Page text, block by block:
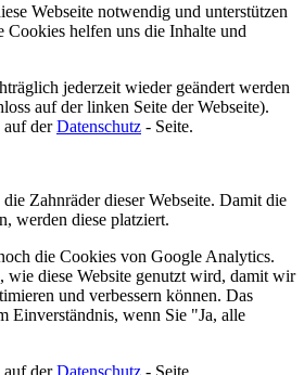
Webseite notwendig und unterstützen
helfen uns die Inhalte und
jederzeit wieder geändert werden
auf der linken Seite der Webseite).
auf derDatenschutz - Seite.
Zahnräder dieser Webseite. Damit die
werden diese platziert.
die Cookies von Google Analytics.
wie diese Website genutzt wird, damit wir
und verbessern können. Das
Einverständnis, wenn Sie "Ja, alle
auf derDatenschutz - Seite.